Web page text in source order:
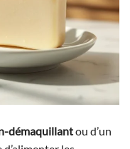
démaquillantou d’un